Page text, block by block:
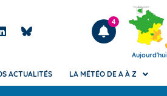
Articles
4
Aujourd'hui
ACTUALITÉS LA MÉTÉO DE A À Z